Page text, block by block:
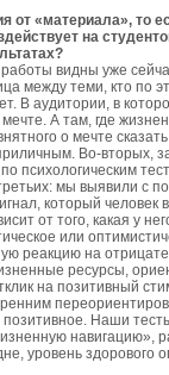
«материала», то
на
видны уже
между теми, кто по
В аудитории, в
А там, где
о мечте
Во-вторых,
психологическим
мы выявили с
который человек
от того, какая у
или
реакцию на
ресурсы,
на позитивный
Наши
навигацию»,
уровень здорового